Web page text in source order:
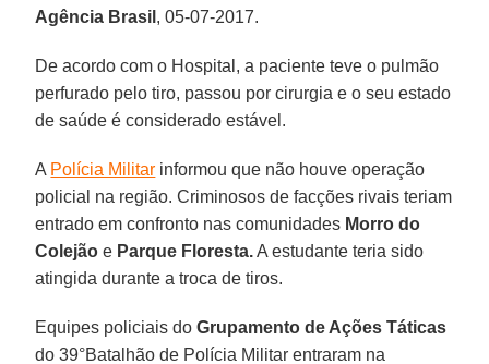
Agência Brasil , 05-07-2017.
De acordo com o Hospital, a paciente teve o pulmão
perfurado pelo tiro, passou por cirurgia e o seu estado
de saúde é considerado estável.
A Polícia Militar informou que não houve operação
policial na região. Criminosos de facções rivais teriam
entrado em confronto nas comunidades Morro do
Colejão e Parque Floresta.A estudante teria sido
atingida durante a troca de tiros.
Equipes policiais doGrupamento de Ações Táticas
do 39°Batalhão de Polícia Militar entraram na